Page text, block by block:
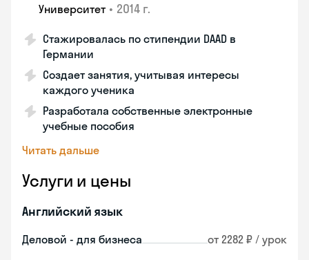
Университет • 2014 г.
Стажировалась по стипендии DAAD в
Германии
Создает занятия, учитывая интересы
каждого ученика
Разработала собственные электронные
учебные пособия
Читать дальше
Услуги и цены
Английский язык
Деловой - для бизнеса от 2282 ₽ / урок